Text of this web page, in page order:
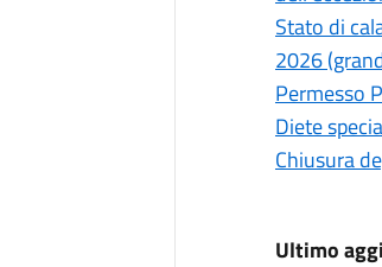
Stato di
2026
Permesso
Diete
Chiusura
Ultimo